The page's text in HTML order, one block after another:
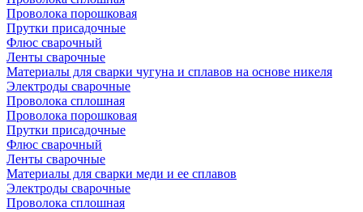
Проволока порошковая
Прутки присадочные
Флюс сварочный
Ленты сварочные
Материалы для сварки чугуна и сплавов на основе никеля
Электроды сварочные
Проволока сплошная
Проволока порошковая
Прутки присадочные
Флюс сварочный
Ленты сварочные
Материалы для сварки меди и ее сплавов
Электроды сварочные
Проволока сплошная